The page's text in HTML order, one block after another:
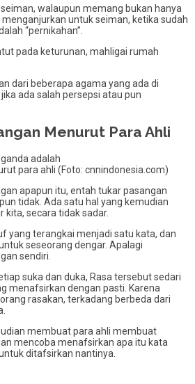
walaupun memang bukan hanya
untuk seiman, ketika sudah
“pernikahan”.
pada keturunan, mahligai rumah
dari beberapa agama yang ada di
ada salah persepsi atau pun
Menurut Para Ahli
para ahli (Foto: cnnindonesia.com)
apapun itu, entah tukar pasangan
tidak. Ada satu hal yang kemudian
kita, secara tidak sadar.
yang terangkai menjadi satu kata, dan
seseorang dengar. Apalagi
sendiri.
suka dan duka, Rasa tersebut sedari
menafsirkan dengan pasti. Karena
rasakan, terkadang berbeda dari
membuat para ahli membuat
mencoba menafsirkan apa itu kata
ditafsirkan nantinya.